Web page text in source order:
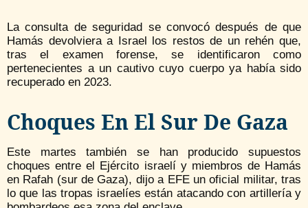
La consulta de seguridad se convocó después de que
Hamás devolviera a Israel los restos de un rehén que,
tras el examen forense, se identificaron como
pertenecientes a un cautivo cuyo cuerpo ya había sido
recuperado en 2023.
Choques En El Sur De Gaza
Este martes también se han producido supuestos
choques entre el Ejército israelí y miembros de Hamás
en Rafah (sur de Gaza), dijo a EFE un oficial militar, tras
lo que las tropas israelíes están atacando con artillería y